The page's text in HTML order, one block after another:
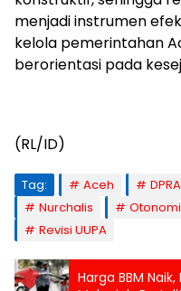
menjadi instrumen
kelola pemerintahan
berorientasi pada
(RL/ID)
Tag: Aceh
Nurchalis
Revisi UUPA
Harga BBM